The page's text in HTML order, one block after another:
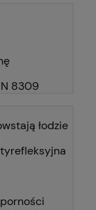
8309
łodzie